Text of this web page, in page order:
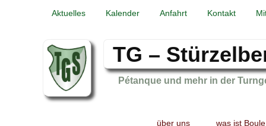
Aktuelles Kalender Anfahrt Kontakt
TG –
Pétanque und mehr in der
über uns was ist